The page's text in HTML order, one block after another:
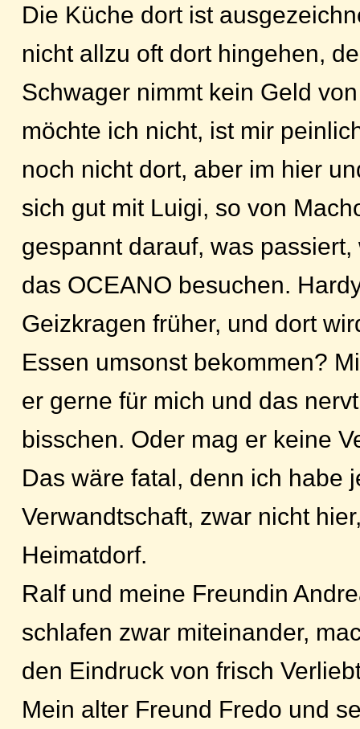
Die Küche dort ist
nicht allzu oft dort hingehen,
Schwager nimmt kein Geld
möchte ich nicht, ist mir
noch nicht dort, aber im hier
sich gut mit Luigi, so von
gespannt darauf, was
das OCEANO besuchen.
Geizkragen früher, und dort
Essen umsonst bekommen?
er gerne für mich und das
bisschen. Oder mag er keine
Das wäre fatal, denn ich habe
Verwandtschaft, zwar nicht
Heimatdorf.
Ralf und meine Freundin
schlafen zwar miteinander,
den Eindruck von frisch
Mein alter Freund Fredo und